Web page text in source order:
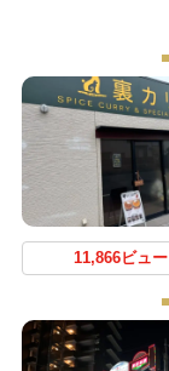
11,866ビュー